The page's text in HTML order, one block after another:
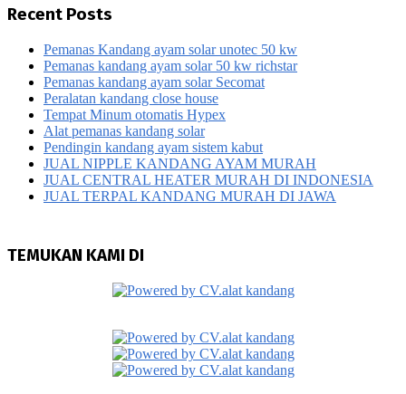
Recent Posts
Pemanas Kandang ayam solar unotec 50 kw
Pemanas kandang ayam solar 50 kw richstar
Pemanas kandang ayam solar Secomat
Peralatan kandang close house
Tempat Minum otomatis Hypex
Alat pemanas kandang solar
Pendingin kandang ayam sistem kabut
JUAL NIPPLE KANDANG AYAM MURAH
JUAL CENTRAL HEATER MURAH DI INDONESIA
JUAL TERPAL KANDANG MURAH DI JAWA
TEMUKAN KAMI DI